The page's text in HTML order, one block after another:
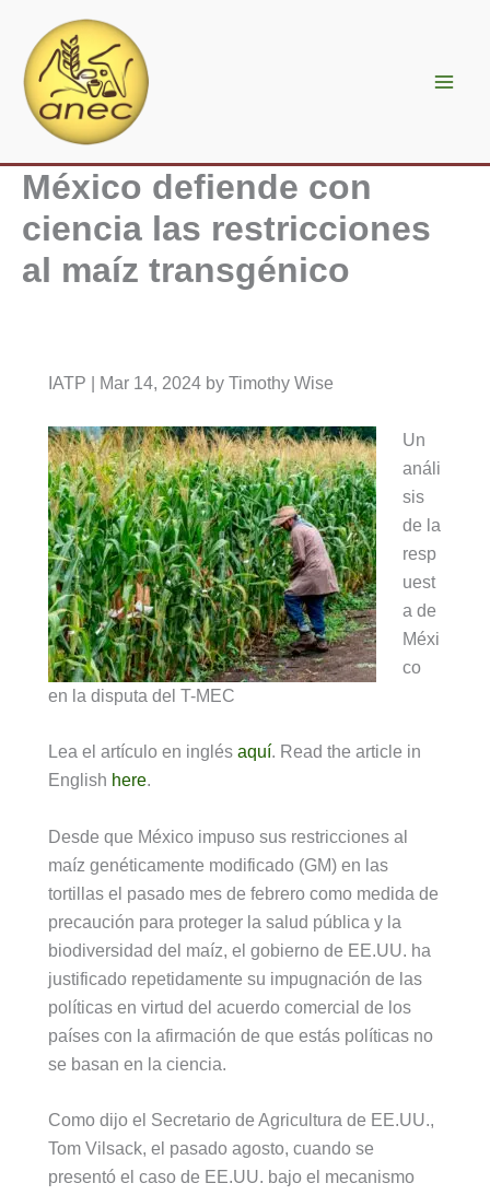
contenido
México defiende con
ciencia las restricciones
al maíz transgénico
IATP | Mar 14, 2024 by Timothy Wise
Un
análi
sis
de la
resp
uest
a de
Méxi
co
en la disputa del T-MEC
Lea el artículo en inglés aquí. Read the article in
English here.
Desde que México impuso sus restricciones al
maíz genéticamente modificado (GM) en las
tortillas el pasado mes de febrero como medida de
precaución para proteger la salud pública y la
biodiversidad del maíz, el gobierno de EE.UU. ha
justificado repetidamente su impugnación de las
políticas en virtud del acuerdo comercial de los
países con la afirmación de que estás políticas no
se basan en la ciencia.
Como dijo el Secretario de Agricultura de EE.UU.,
Tom Vilsack, el pasado agosto, cuando se
presentó el caso de EE.UU. bajo el mecanismo